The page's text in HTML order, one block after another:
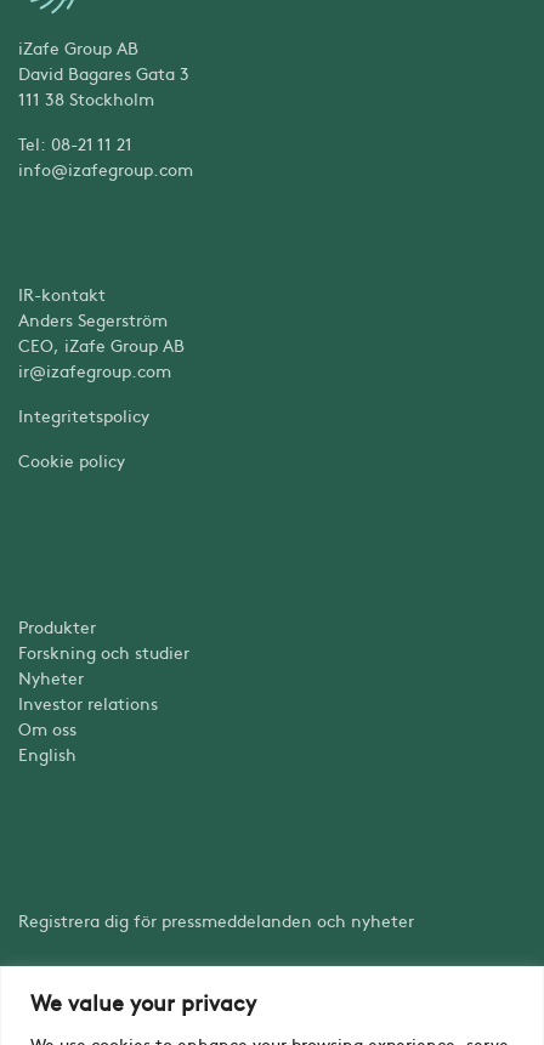
We value your privacy
iZafe Group AB
David Bagares Gata 3
111 38 Stockholm
Tel: 08-21 11 21
info@izafegroup.com
IR-kontakt
Anders Segerström
CEO, iZafe Group AB
ir@izafegroup.com
Integritetspolicy
Cookie policy
Produkter
Forskning och studier
Nyheter
Investor relations
Om oss
English
Registrera dig för pressmeddelanden och nyheter
Registrera dig